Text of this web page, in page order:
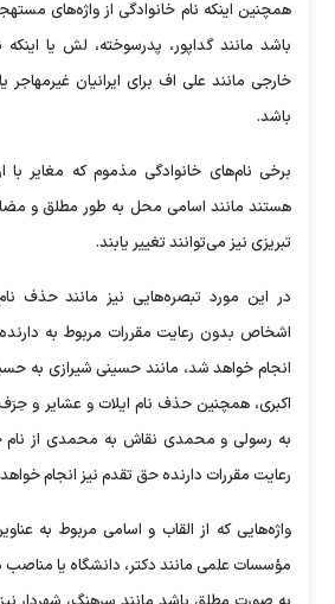
همچنین اینکه نام خانوادگی از واژه‌های
باشد مانند گداپور، پدرسوخته، لش یا اینکه
خارجی مانند علی اف برای ایرانیان غیرمهاجر
باشد.
برخی نام‌های خانوادگی مذموم که مغایر
هستند مانند اسامی محل به طور مطلق و
تبریزی نیز می‌توانند تغییر یابند.
در این مورد تبصره‌هایی نیز مانند حذف
اشخاص بدون رعایت مقررات مربوط به
انجام خواهد شد، مانند حسینی شیرازی به
اکبری، همچنین حذف نام ایلات و عشایر و
به رسولی و محمدی نقاش به محمدی از
رعایت مقررات دارنده حق تقدم نیز انجام
واژه‌هایی که از القاب و اسامی مربوط به
مؤسسات علمی مانند دکتر، دانشگاه یا